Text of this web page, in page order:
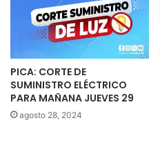
PICA: CORTE DE
SUMINISTRO ELÉCTRICO
PARA MAÑANA JUEVES 29
agosto 28, 2024